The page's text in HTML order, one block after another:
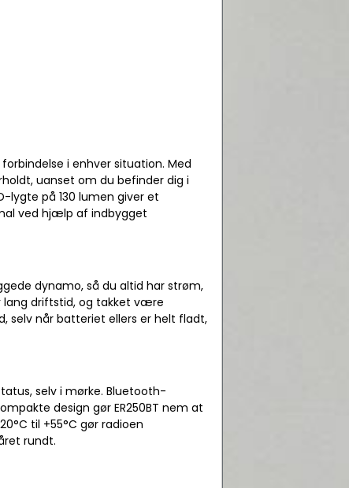
i enhver situation. Med
uanset om du befinder dig i
lygte på 130 lumen giver et
ved hjælp af indbygget
dynamo, så du altid har strøm,
lang driftstid, og takket være
selv når batteriet ellers er helt fladt,
selv i mørke. Bluetooth-
design gør ER250BT nem at
til +55°C gør radioen
rundt.